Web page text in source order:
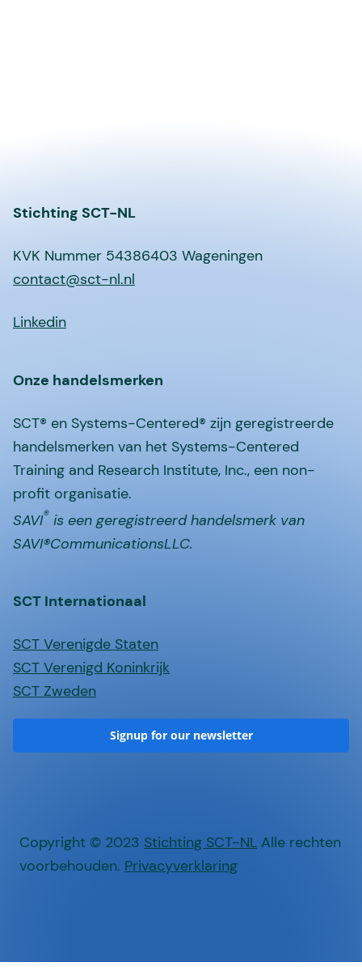
Stichting SCT-NL
KVK Nummer 54386403 Wageningen
contact@sct-nl.nl
Linkedin
Onze handelsmerken
SCT® en Systems-Centered® zijn geregistreerde
handelsmerken van het Systems-Centered
Training and Research Institute, Inc., een non-
profit organisatie.
SAVI® is een geregistreerd handelsmerk van
SAVI®CommunicationsLLC.
SCT Internationaal
SCT Verenigde Staten
SCT Verenigd Koninkrijk
SCT Zweden
Signup for our newsletter
Copyright © 2023 Stichting SCT-NL Alle rechten
voorbehouden. Privacyverklaring